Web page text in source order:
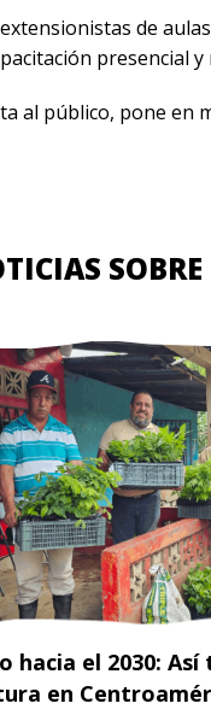
de
presencial y
al público, pone
hacia el 2030:
en